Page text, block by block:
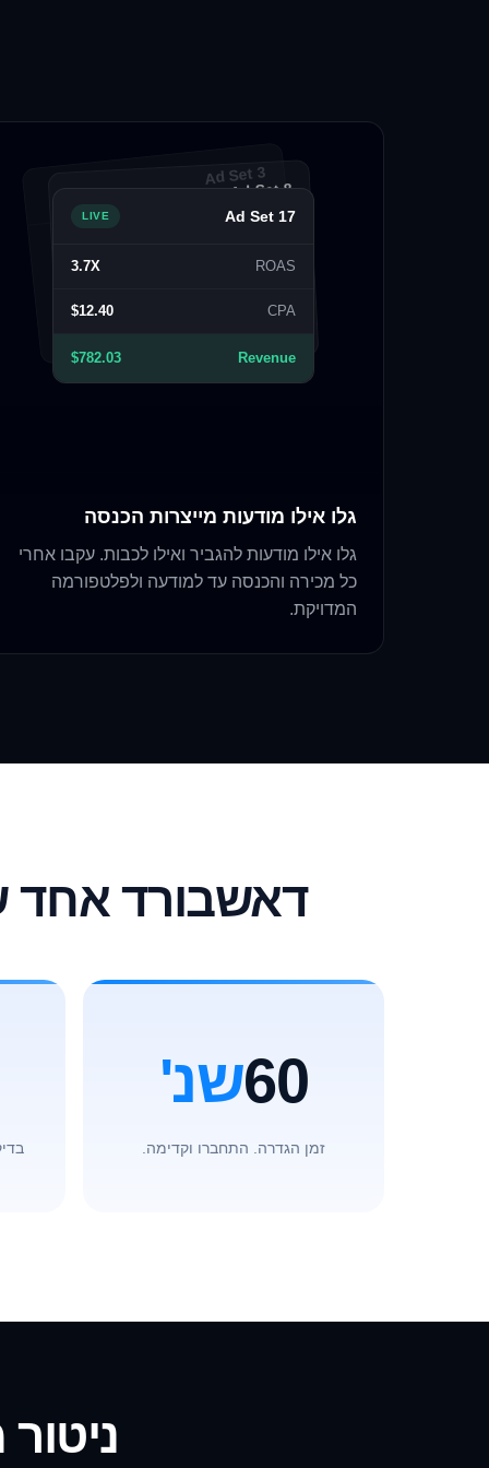
Ad Set 3
Ad Set 8
Ad Set 17
LIVE
ROAS
3.7X
CPA
$12.40
Revenue
$782.03
גלו אילו מודעות מייצרות הכנסה
גלו אילו מודעות להגביר ואילו לכבות. עקבו אחרי
כל מכירה והכנסה עד למודעה ולפלטפורמה
המדויקת.
דאשבורד אחד
60שנ'
זמן הגדרה. התחברו וקדימה.